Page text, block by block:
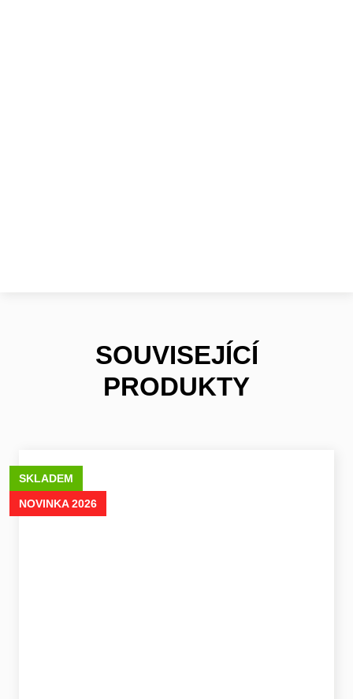
SOUVISEJÍCÍ
PRODUKTY
SKLADEM
NOVINKA 2026